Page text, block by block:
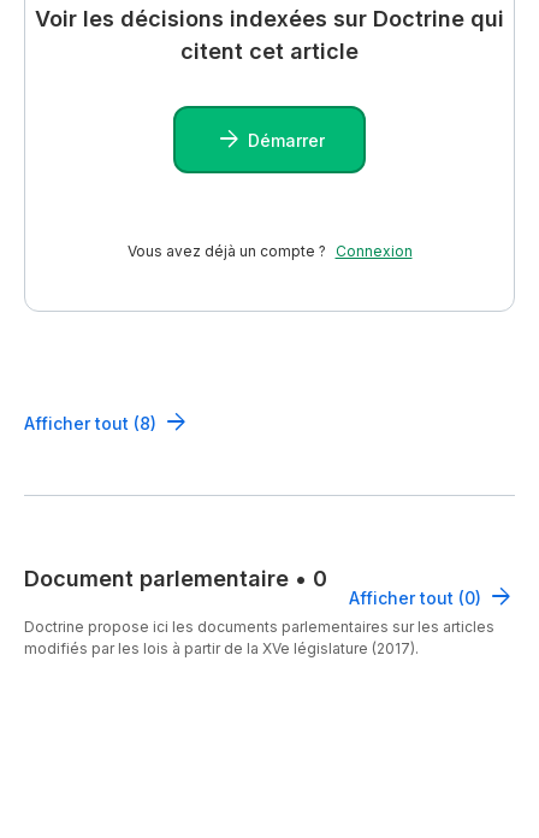
Voir les décisions indexées sur Doctrine qui
citent cet article
Démarrer
Vous avez déjà un compte ? Connexion
Afficher tout (8)
Document parlementaire • 0
Afficher tout (0)
Doctrine propose ici les documents parlementaires sur les articles
modifiés par les lois à partir de la XVe législature (2017).